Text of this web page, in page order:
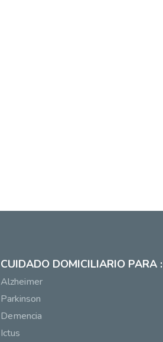
CUIDADO DOMICILIARIO PARA :
Alzheimer
Parkinson
Demencia
Ictus